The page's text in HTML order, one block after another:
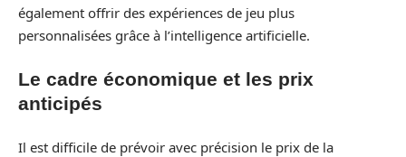
également offrir des expériences de jeu plus
personnalisées grâce à l’intelligence artificielle.
Le cadre économique et les prix
anticipés
Il est difficile de prévoir avec précision le prix de la